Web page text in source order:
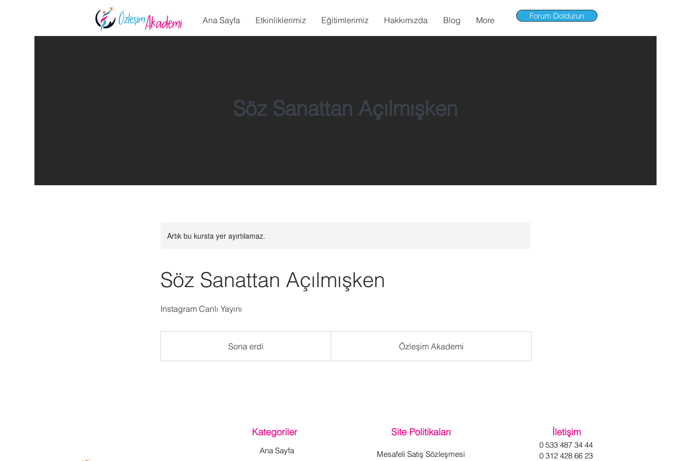
Ana Sayfa Etkinliklerimiz Eğitimlerimiz Hakkımızda Blog More Forum Doldurun
Söz Sanattan Açılmışken
Artık bu kursta yer ayırtılamaz.
Söz Sanattan Açılmışken
Instagram Canlı Yayını
Sona erdi
o
i
Özleşim Akademi
Kategoriler
Ana Sayfa
Site Politikaları
Mesafeli Satış Sözleşmesi
İletişim
0 533 487 34 44
0 312 428 66 23